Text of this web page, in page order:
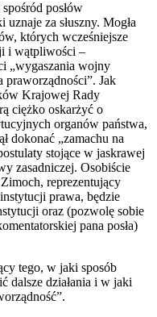
posłów
za słuszny. Mogła
których wcześniejsze
i wątpliwości –
„wygaszania wojny
praworządności”. Jak
Krajowej Rady
ciężko oskarżyć o
organów państwa,
dokonać „zamachu na
stojące w jaskrawej
zasadniczej. Osobiście
reprezentujący
prawa, będzie
oraz (pozwolę sobie
pana posła)
tego, w jaki sposób
dalsze działania i w jaki